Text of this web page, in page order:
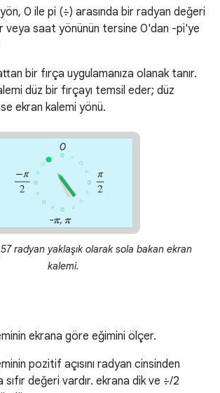
0 ile pi (÷) arasında bir radyan değeri
veya saat yönünün tersine 0'dan -pi'ye
bir fırça uygulamanıza olanak tanır.
düz bir fırçayı temsil eder; düz
ekran kalemi yönü.
radyan yaklaşık olarak sola bakan ekran
kalemi.
ekrana göre eğimini ölçer.
pozitif açısını radyan cinsinden
değeri vardır. ekrana dik ve ÷/2